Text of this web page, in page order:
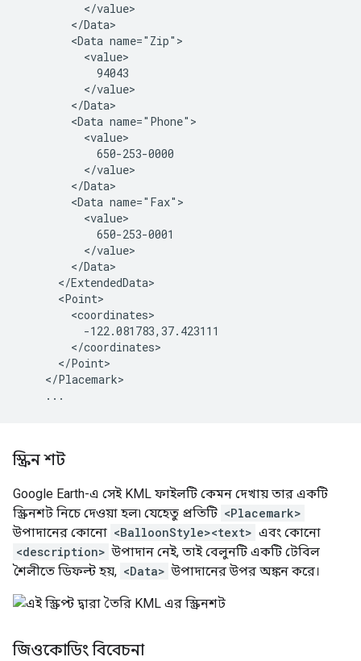
</value>
</Data>
<Data name="Zip">
<value>
94043
</value>
</Data>
<Data name="Phone">
<value>
650-253-0000
</value>
</Data>
<Data name="Fax">
<value>
650-253-0001
</value>
</Data>
</ExtendedData>
<Point>
<coordinates>
-122.081783,37.423111
</coordinates>
</Point>
</Placemark>
...
স্ক্রিন শট
Google Earth-এ সেই KML ফাইলটি কেমন দেখায় তার একটি
স্ক্রিনশট নিচে দেওয়া হল৷ যেহেতু প্রতিটি <Placemark>
উপাদানের কোনো <BalloonStyle><text> এবং কোনো
<description> উপাদান নেই, তাই বেলুনটি একটি টেবিল
শৈলীতে ডিফল্ট হয়, <Data> উপাদানের উপর অঙ্কন করে।
জিওকোডিং বিবেচনা